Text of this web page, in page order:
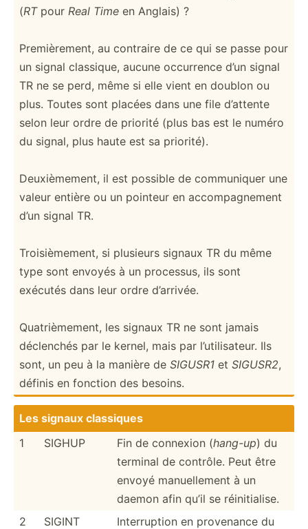
(RTpour Real Time en Anglais) ?
Premiè­rement, au contraire de ce qui se passe pour
un signal classique, aucune occurrence d’un signal
TR ne se perd, même si elle vient en doublon ou
plus. Toutes sont placées dans une file d’attente
selon leur ordre de priorité (plus bas est le numéro
du signal, plus haute est sa priorité).
Deuxiè­mement, il est possible de commun­iquer une
valeur entière ou un pointeur en accomp­agn­ement
d’un signal TR.
Troisi­ème­ment, si plusieurs signaux TR du même
type sont envoyés à un processus, ils sont
exécutés dans leur ordre d’arrivée.
Quatri­ème­ment, les signaux TR ne sont jamais
déclenchés par le kernel, mais par l’util­isa­teur. Ils
sont, un peu à la manière de SIGUSR1 et SIGUSR2,
définis en fonction des besoins.
Les signaux classiques
1
SIGHUP Fin de connexion (hang-up) du
terminal de contrôle. Peut être
envoyé manuel­lement à un
daemon afin qu’il se réinit­ialise.
2
SIGINT
Interr­uption en provenance du